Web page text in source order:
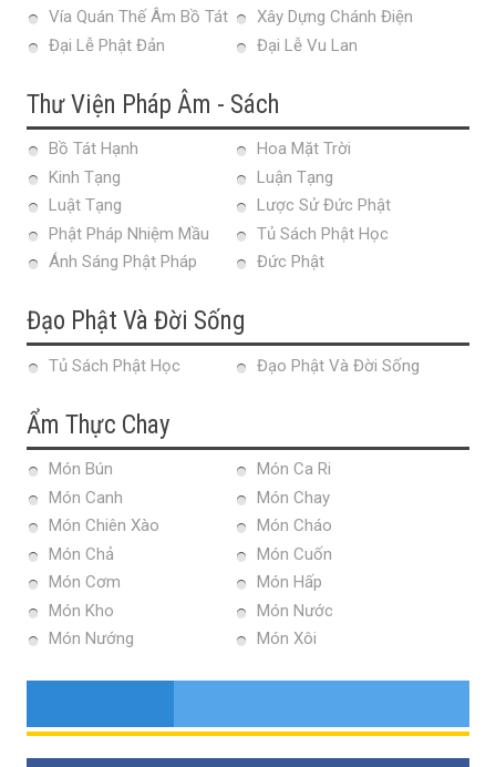
Vía Quán Thế Âm Bồ Tát
Xây Dựng Chánh Điện
Đại Lễ Phật Đản
Đại Lễ Vu Lan
Thư Viện Pháp Âm - Sách
Bồ Tát Hạnh
Hoa Mặt Trời
Kinh Tạng
Luận Tạng
Luật Tạng
Lược Sử Đức Phật
Phật Pháp Nhiệm Mầu
Tủ Sách Phật Học
Ánh Sáng Phật Pháp
Đức Phật
Đạo Phật Và Đời Sống
Tủ Sách Phật Học Đạo Phật Và Đời Sống
Ẩm Thực Chay
Món Bún
Món Ca Ri
Món Canh
Món Chay
Món Chiên Xào
Món Cháo
Món Chả
Món Cuốn
Món Cơm
Món Hấp
Món Kho
Món Nước
Món Nướng
Món Xôi